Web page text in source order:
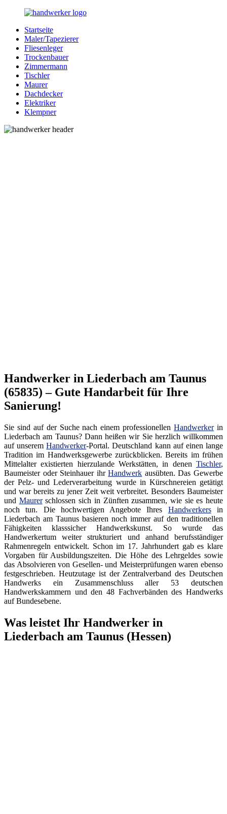
Zurück
Inhalt
Bessere-
Handwerker.de
Handwerker
Ihrer
Nähe
Startseite
Maler/Tapezierer
Fliesenleger
Trockenbauer
Zimmermann
Tischler
Maurer
Dachdecker
Elektriker
Klempner
Handwerker in Liederbach am Taunus
(65835) – Gute Handarbeit für Ihre
Sanierung!
Sie sind auf der Suche nach einem professionellenHandwerkerin
Liederbach am Taunus? Dann heißen wir Sie herzlich willkommen
auf unseremHandwerker-Portal. Deutschland kann auf einen lange
Tradition im Handwerksgewerbe zurückblicken. Bereits im frühen
Mittelalter existierten hierzulande Werkstätten, in denen Tischler,
Baumeister oder Steinhauer ihrHandwerk ausübten. Das Gewerbe
der Pelz- und Lederverarbeitung wurde in Kürschnereien getätigt
und war bereits zu jener Zeit weit verbreitet. Besonders Baumeister
und Maurerschlossen sich in Zünften zusammen, wie sie es heute
noch tun. Die hochwertigen Angebote Ihres Handwerkersin
Liederbach am Taunus basieren noch immer auf den traditionellen
Fähigkeiten klasssicher Handwerkskunst. So wurde das
Handwerkertum weiter strukturiert und anhand berufsständiger
Rahmenregeln entwickelt. Schon im 17. Jahrhundert gab es klare
Vorgaben für Ausbildungszeiten. Die Höhe des Lehrgeldes sowie
das Absolvieren von Gesellen- und Meisterprüfungen waren ebenso
festgeschrieben. Heutzutage ist der Zentralverband des Deutschen
Handwerks ein Zusammenschluss aller 53 deutschen
Handwerkskammern und den 48 Fachverbänden des Handwerks
auf Bundesebene.
Was leistet Ihr Handwerker in
Liederbach am Taunus (Hessen)